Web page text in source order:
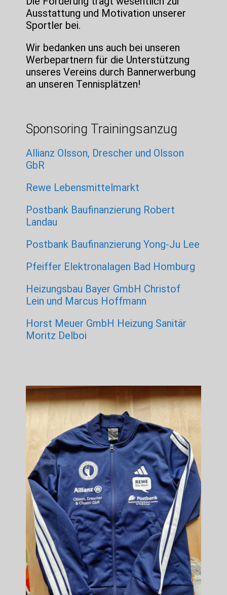
Ausstattung und Motivation unserer
Sportler bei.
Wir bedanken uns auch bei unseren
Werbepartnern für die Unterstützung
unseres Vereins durch Bannerwerbung
an unseren Tennisplätzen!
Sponsoring Trainingsanzug
Allianz Olsson, Drescher und Olsson
GbR
Rewe Lebensmittelmarkt
Postbank Baufinanzierung Robert
Landau
Postbank Baufinanzierung Yong-Ju Lee
Pfeiffer Elektronalagen Bad Homburg
Heizungsbau Bayer GmbH Christof
Lein und Marcus Hoffmann
Horst Meuer GmbH Heizung Sanitär
Moritz Delboi